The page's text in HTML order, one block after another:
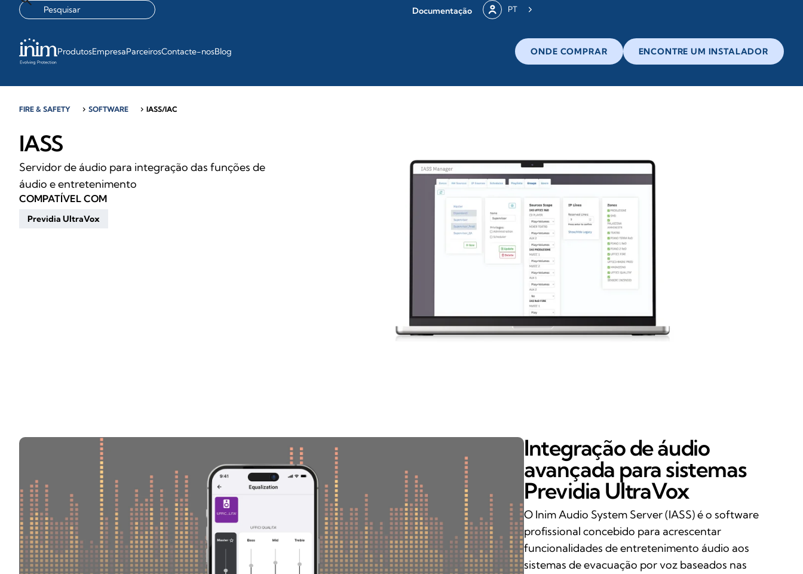
Documentação PT
ProdutosEmpresaParceirosContacte-nosBlog ONDE COMPRAR ENCONTRE UM INSTALADOR
FIRE & SAFETY chevron_right SOFTWARE chevron_right IASS/IAC
IASS
Servidor de áudio para integração das funções de
áudio e entretenimento
COMPATÍVEL COM
Previdia UltraVox
Integração de áudio
avançada para sistemas
Previdia UltraVox
O Inim Audio System Server (IASS) é o software
profissional concebido para acrescentar
funcionalidades de entretenimento áudio aos
sistemas de evacuação por voz baseados nas